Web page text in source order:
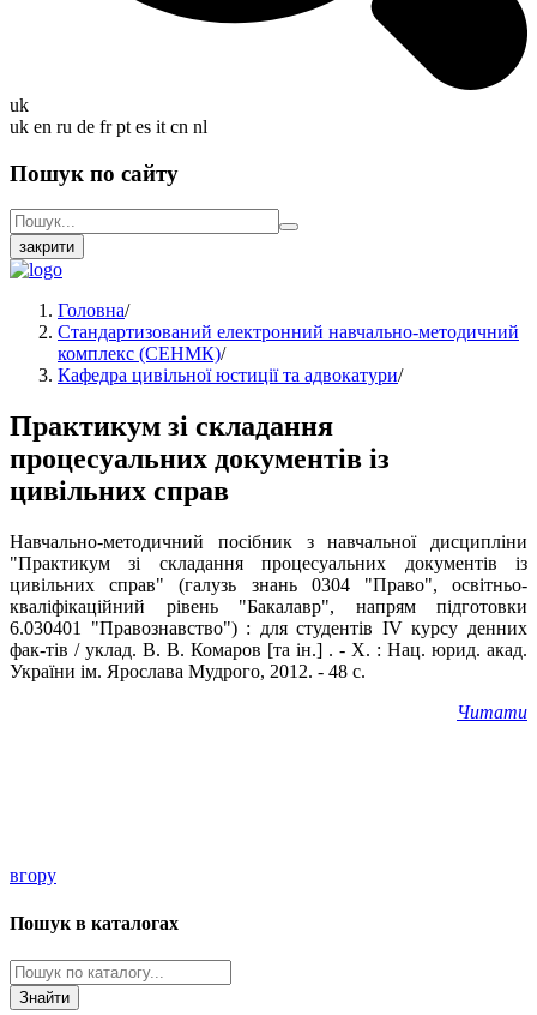
uk
uk en ru de frpt es it cn nl
Пошук по сайту
закрити
Головна/
Стандартизований електронний навчально-методичний
комплекс (СЕНМК)/
Кафедра цивільної юстиції та адвокатури/
Практикум зі складання
процесуальних документів із
цивільних справ
Навчально-методичний посібник з навчальної дисципліни
"Практикум зі складання процесуальних документів із
цивільних справ" (галузь знань 0304 "Право", освітньо-
кваліфікаційний рівень "Бакалавр", напрям підготовки
6.030401 "Правознавство") : для студентів IV курсу денних
фак-тів / уклад. В. В. Комаров [та ін.] . - Х. : Нац. юрид. акад.
України ім. Ярослава Мудрого, 2012. - 48 с.
Читати
вгору
Пошук в каталогах
Знайти